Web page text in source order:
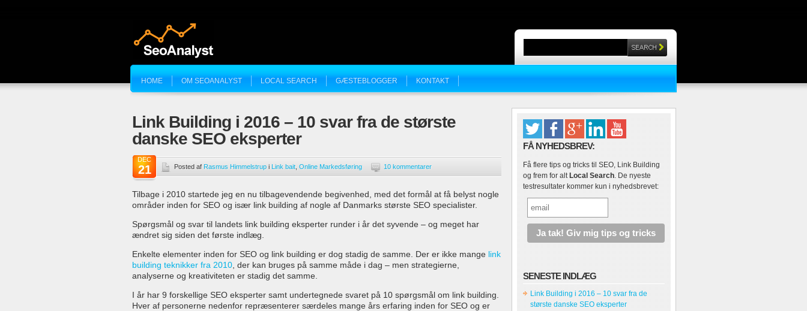
HOME OM SEOANALYST LOCAL SEARCH GÆSTEBLOGGER KONTAKT
Link Building i 2016 – 10 svar fra de største
danske SEO eksperter
Posted af Rasmus Himmelstrup i Link bait Online Markedsføring 10 kommentarer
DEC
21
Tilbage i 2010 startede jeg en nu tilbagevendende begivenhed, med det formål at få belyst nogle
områder inden for SEO og især link building af nogle af Danmarks største SEO specialister.
Spørgsmål og svar til landets link building eksperter runder i år det syvende – og meget har
ændret sig siden det første indlæg.
Enkelte elementer inden for SEO og link building er dog stadig de samme. Der er ikke mange link
building teknikker fra 2010 , der kan bruges på samme måde i dag – men strategierne,
analyserne og kreativiteten er stadig det samme.
I år har 9 forskellige SEO eksperter samt undertegnede svaret på 10 spørgsmål om link building.
Hver af personerne nedenfor repræsenterer særdeles mange års erfaring inden for SEO og er
FÅ NYHEDSBREV:
Få flere tips og tricks til SEO, Link Building
og frem for alt Local Search. De nyeste
testresultater kommer kun i nyhedsbrevet:
SENESTE INDLÆG
Link Building i 2016 – 10 svar fra de
største danske SEO eksperter